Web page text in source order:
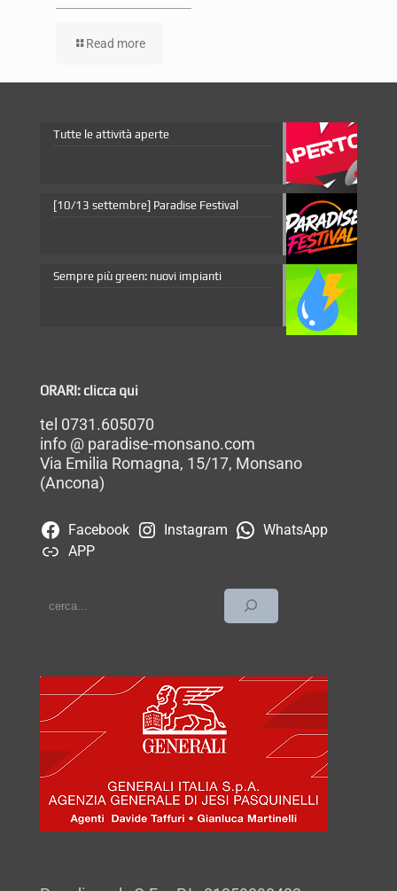
Read more
Tutte le attività aperte
[10/13 settembre] Paradise Festival
Sempre più green: nuovi impianti
ORARI: clicca qui
tel 0731.605070
info @ paradise-monsano.com
Via Emilia Romagna, 15/17, Monsano
(Ancona)
Facebook Instagram
WhatsApp
APP